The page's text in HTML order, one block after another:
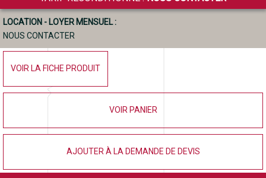
LOCATION - LOYER MENSUEL :
NOUS CONTACTER
VOIR LA FICHE PRODUIT
VOIR PANIER
AJOUTER À LA DEMANDE DE DEVIS